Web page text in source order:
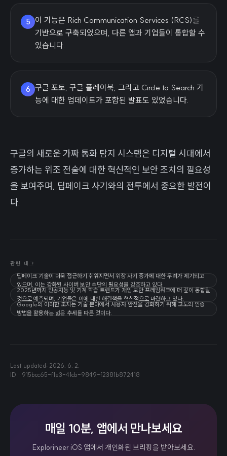
5
이 기능은 Rich Communication Services (RCS)를
기반으로 구축되었으며, 다른 앱과 기업들이 통합할 수
있습니다.
6 구글 포토, 구글 플레이북, 그리고 Circle to Search 기
능에 대한 업데이트가 포함된 발표도 있었습니다.
구글의 새로운 가짜 통화 탐지 시스템은 디지털 시대에서
증가하는 위조 전술에 대한 혁신적인 보안 조치의 필요성
을 보여주며, 딥페이크 사기와의 전투에서 중요한 발전이
다.
관련 태그
딥페이크 기술이 더욱 접근하기 쉬워지면서 위장 사기 증가에 대한 우려가 제기되고
있으며, 이는 강화된 사이버 보안 수단의 필요성을 강조하고 있다.
2025년까지 인공지능 및 기계 학습 트렌드가 개인 보안 프레임워크에 더 깊이 통합될
것으로 예측되며, 기업들은 이에 대한 해결책을 혁신적으로 마련하고 있다.
Google의 이러한 조치는 기술 분야에서 사용자 안전을 강화하기 위해 고도의 인증
방법을 활용하는 넓은 추세를 따른 것이다.
Last updated: 2026. 6. 2.
ID · 915bcc65-f1e3-41cb-9849-f2381b872418
매일 10분, 앱에서 만나보세요
Explorineer iOS 앱에서 개인화된 브리핑을 받아보세요.